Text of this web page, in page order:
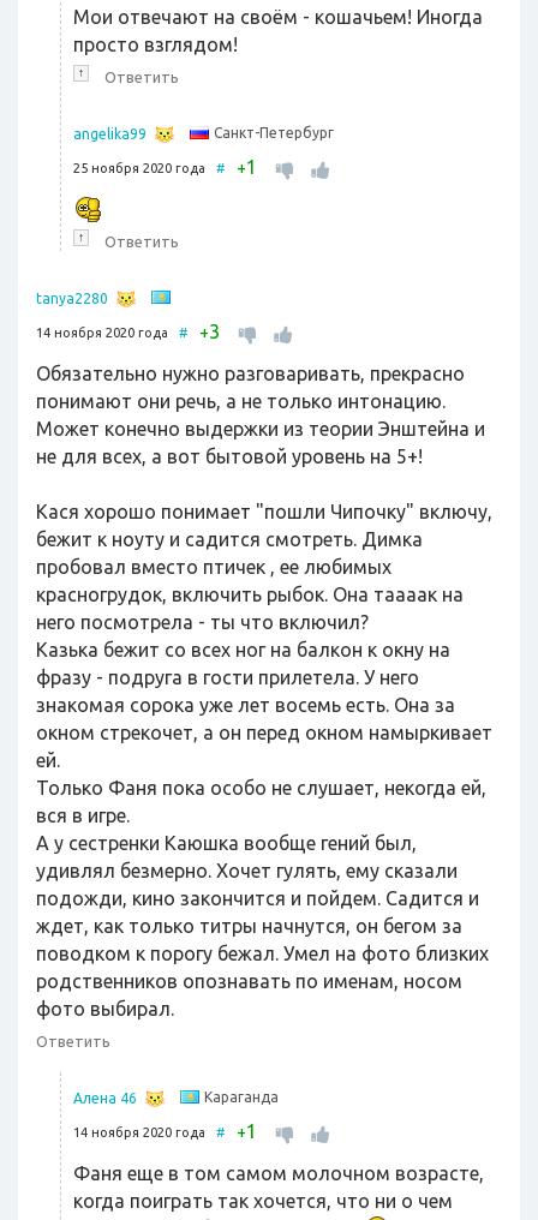
Мои отвечают на своём - кошачьем! Иногда
просто взглядом!
↑ Ответить
angelika99 Санкт-Петербург
25 ноября 2020 года # +1
↑ Ответить
tanya2280
14 ноября 2020 года # +3
Обязательно нужно разговаривать, прекрасно
понимают они речь, а не только интонацию.
Может конечно выдержки из теории Энштейна и
не для всех, а вот бытовой уровень на 5+!
Кася хорошо понимает "пошли Чипочку" включу,
бежит к ноуту и садится смотреть. Димка
пробовал вместо птичек , ее любимых
красногрудок, включить рыбок. Она таааак на
него посмотрела - ты что включил?
Казька бежит со всех ног на балкон к окну на
фразу - подруга в гости прилетела. У него
знакомая сорока уже лет восемь есть. Она за
окном стрекочет, а он перед окном намыркивает
ей.
Только Фаня пока особо не слушает, некогда ей,
вся в игре.
А у сестренки Каюшка вообще гений был,
удивлял безмерно. Хочет гулять, ему сказали
подожди, кино закончится и пойдем. Садится и
ждет, как только титры начнутся, он бегом за
поводком к порогу бежал. Умел на фото близких
родственников опознавать по именам, носом
фото выбирал.
Ответить
Алена 46 Караганда
14 ноября 2020 года # +1
Фаня еще в том самом молочном возрасте,
когда поиграть так хочется, что ни о чем